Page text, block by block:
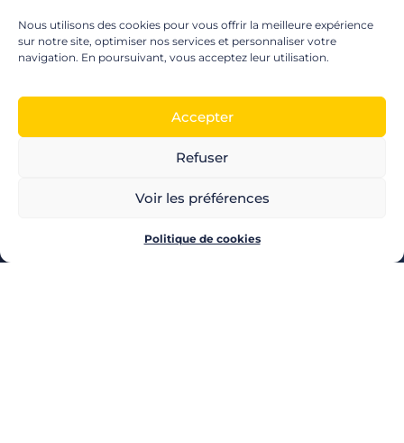
Nous utilisons des cookies pour vous offrir la meilleure expérience
sur notre site, optimiser nos services et personnaliser votre
navigation. En poursuivant, vous acceptez leur utilisation.
Accepter
Refuser
Voir les préférences
Politique de cookies
CHÈQUES MULTI-ENSEIGNES
CHÈQUE CULTURE